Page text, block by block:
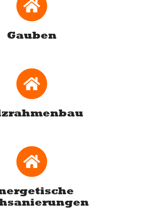
Gauben